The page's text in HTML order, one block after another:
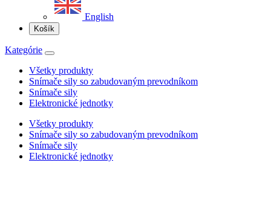
English
Košík
Kategórie
Všetky produkty
Snímače sily so zabudovaným prevodníkom
Snímače sily
Elektronické jednotky
Všetky produkty
Snímače sily so zabudovaným prevodníkom
Snímače sily
Elektronické jednotky